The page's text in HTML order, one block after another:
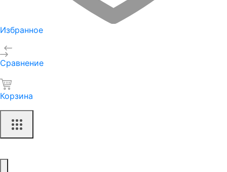
Избранное
Сравнение
Корзина